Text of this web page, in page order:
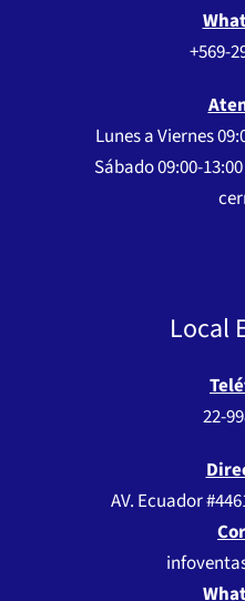
+569-
Lunes a Viernes
Sábado 09:00-
Local
22-
AV. Ecuador